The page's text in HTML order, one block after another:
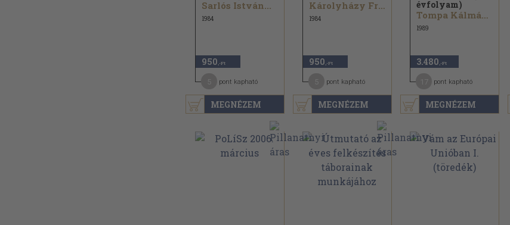
MEGNÉZEM
Sarlós István...
1984
950 ,-Ft
pont kapható
MEGNÉZEM
Károlyházy Frigyes...
1984
950 ,-Ft
pont kapható
MEGNÉZEM
évfolyam)
Tompa Kálmán...
1989
3.480 ,-Ft
pont kapható